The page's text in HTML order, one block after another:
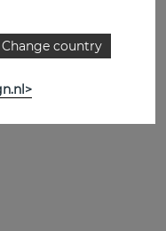
Change country